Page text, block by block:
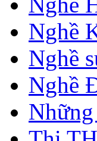
Nghề
Nghề
Nghề